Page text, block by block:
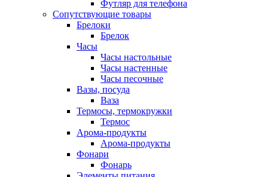
Футляр для телефона
Сопутствующие товары
Брелоки
Брелок
Часы
Часы настольные
Часы настенные
Часы песочные
Вазы, посуда
Ваза
Термосы, термокружки
Термос
Арома-продукты
Арома-продукты
Фонари
Фонарь